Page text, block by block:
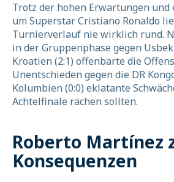
Trotz der hohen Erwartungen und
um Superstar Cristiano Ronaldo
Turnierverlauf nie wirklich rund.
in der Gruppenphase gegen
Kroatien (2:1) offenbarte die
Unentschieden gegen die DR
Kolumbien (0:0) eklatante
Achtelfinale rächen sollten.
Roberto Martínez
Konsequenzen